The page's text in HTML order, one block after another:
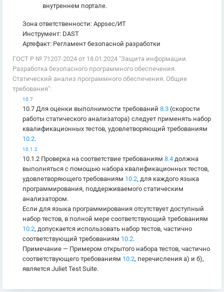
внутреннем портале.
Зона ответственности: Appsec/ИТ
Инструмент: DAST
Артефакт: Регламент безопасной разработки
ГОСТ Р № 71207-2024 от 18.01.2024 "Защита информации.
Разработка безопасного программного обеспечения.
Статический анализ программного обеспечения. Общие
требования":
10.7
10.7 Для оценки выполнимости требований 8.3 (скорости
работы статического анализатора) следует применять набор
квалификационных тестов, удовлетворяющий требованиям
10.2.
10.1.2
10.1.2 Проверка на соответствие требованиям 8.4 должна
выполняться с помощью набора квалификационных тестов,
удовлетворяющего требованиям 10.2, для каждого языка
программирования, поддерживаемого статическим
анализатором.
Если для языка программирования отсутствует доступный
набор тестов, в полной мере соответствующий требованиям
10.2, допускается использовать набор тестов, частично
соответствующий требованиям 10.2.
Примечание — Примером открытого набора тестов, частично
соответствующего требованиям 10.2, перечисления а) и б),
является Juliet Test Suite.